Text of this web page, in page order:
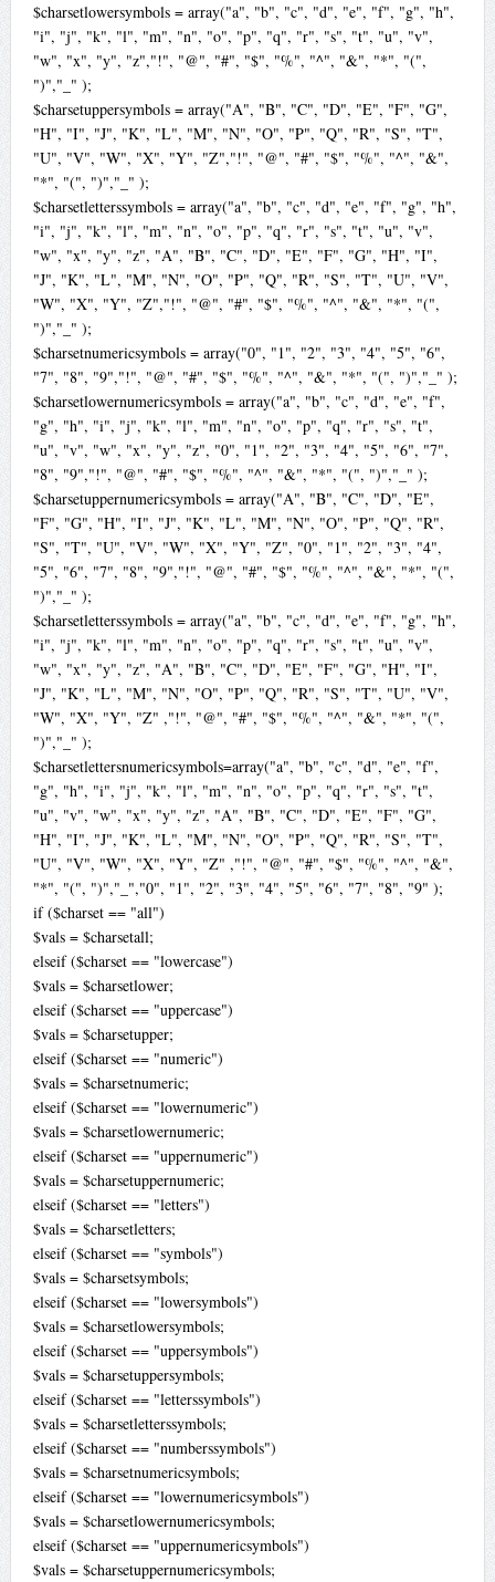
$charsetlowersymbols = array("a", "b", "c", "d", "e", "f", "g", "h",
"i", "j", "k", "l", "m", "n", "o", "p", "q", "r", "s", "t", "u", "v",
"w", "x", "y", "z","!", "@", "#", "$", "%", "^", "&", "*", "(",
")","_" );
$charsetuppersymbols = array("A", "B", "C", "D", "E", "F", "G",
"H", "I", "J", "K", "L", "M", "N", "O", "P", "Q", "R", "S", "T",
"U", "V", "W", "X", "Y", "Z","!", "@", "#", "$", "%", "^", "&",
"*", "(", ")","_" );
$charsetletterssymbols = array("a", "b", "c", "d", "e", "f", "g", "h",
"i", "j", "k", "l", "m", "n", "o", "p", "q", "r", "s", "t", "u", "v",
"w", "x", "y", "z", "A", "B", "C", "D", "E", "F", "G", "H", "I",
"J", "K", "L", "M", "N", "O", "P", "Q", "R", "S", "T", "U", "V",
"W", "X", "Y", "Z","!", "@", "#", "$", "%", "^", "&", "*", "(",
")","_" );
$charsetnumericsymbols = array("0", "1", "2", "3", "4", "5", "6",
"7", "8", "9","!", "@", "#", "$", "%", "^", "&", "*", "(", ")","_" );
$charsetlowernumericsymbols = array("a", "b", "c", "d", "e", "f",
"g", "h", "i", "j", "k", "l", "m", "n", "o", "p", "q", "r", "s", "t",
"u", "v", "w", "x", "y", "z", "0", "1", "2", "3", "4", "5", "6", "7",
"8", "9","!", "@", "#", "$", "%", "^", "&", "*", "(", ")","_" );
$charsetuppernumericsymbols = array("A", "B", "C", "D", "E",
"F", "G", "H", "I", "J", "K", "L", "M", "N", "O", "P", "Q", "R",
"S", "T", "U", "V", "W", "X", "Y", "Z", "0", "1", "2", "3", "4",
"5", "6", "7", "8", "9","!", "@", "#", "$", "%", "^", "&", "*", "(",
")","_" );
$charsetletterssymbols = array("a", "b", "c", "d", "e", "f", "g", "h",
"i", "j", "k", "l", "m", "n", "o", "p", "q", "r", "s", "t", "u", "v",
"w", "x", "y", "z", "A", "B", "C", "D", "E", "F", "G", "H", "I",
"J", "K", "L", "M", "N", "O", "P", "Q", "R", "S", "T", "U", "V",
"W", "X", "Y", "Z" ,"!", "@", "#", "$", "%", "^", "&", "*", "(",
")","_" );
$charsetlettersnumericsymbols=array("a", "b", "c", "d", "e", "f",
"g", "h", "i", "j", "k", "l", "m", "n", "o", "p", "q", "r", "s", "t",
"u", "v", "w", "x", "y", "z", "A", "B", "C", "D", "E", "F", "G",
"H", "I", "J", "K", "L", "M", "N", "O", "P", "Q", "R", "S", "T",
"U", "V", "W", "X", "Y", "Z" ,"!", "@", "#", "$", "%", "^", "&",
"*", "(", ")","_","0", "1", "2", "3", "4", "5", "6", "7", "8", "9" );
if ($charset == "all")
$vals = $charsetall;
elseif ($charset == "lowercase")
$vals = $charsetlower;
elseif ($charset == "uppercase")
$vals = $charsetupper;
elseif ($charset == "numeric")
$vals = $charsetnumeric;
elseif ($charset == "lowernumeric")
$vals = $charsetlowernumeric;
elseif ($charset == "uppernumeric")
$vals = $charsetuppernumeric;
elseif ($charset == "letters")
$vals = $charsetletters;
elseif ($charset == "symbols")
$vals = $charsetsymbols;
elseif ($charset == "lowersymbols")
$vals = $charsetlowersymbols;
elseif ($charset == "uppersymbols")
$vals = $charsetuppersymbols;
elseif ($charset == "letterssymbols")
$vals = $charsetletterssymbols;
elseif ($charset == "numberssymbols")
$vals = $charsetnumericsymbols;
elseif ($charset == "lowernumericsymbols")
$vals = $charsetlowernumericsymbols;
elseif ($charset == "uppernumericsymbols")
$vals = $charsetuppernumericsymbols;